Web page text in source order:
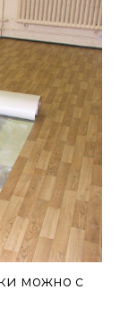
можно с